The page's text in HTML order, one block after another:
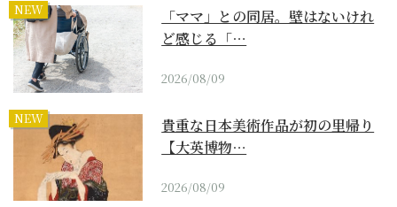
NEW
「ママ」との同居。壁はないけれ
ど感じる「…
2026/08/09
NEW
貴重な日本美術作品が初の里帰り
【大英博物…
2026/08/09